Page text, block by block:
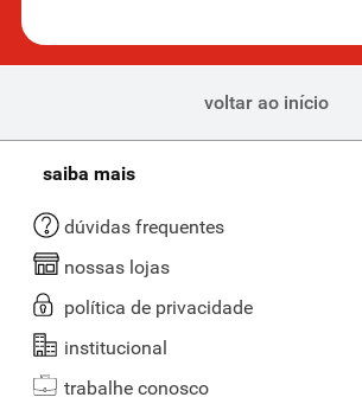
voltar ao início
saiba mais
dúvidas frequentes
nossas lojas
política de privacidade
institucional
trabalhe conosco